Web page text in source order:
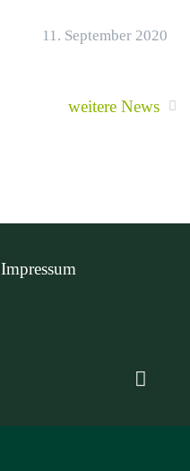
11. September 2020
weitere News
Impressum